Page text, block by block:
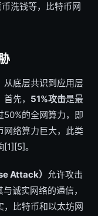
洗钱等，比特币网
从底层共识到应用层
先， 51%攻击是最
50%的全网算力，即
网络算力巨大，此类
。
Attack） 允许攻击
诚实网络的通信，
，比特币和以太坊网